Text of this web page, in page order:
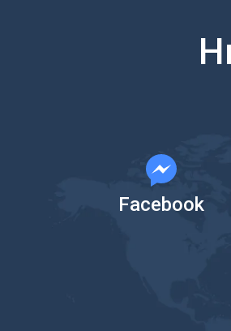
Facebook